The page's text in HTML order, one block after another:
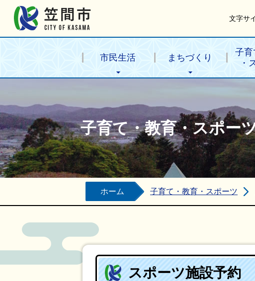
文字サ
市民生活 まちづくり
子育
・
子育て・教育・スポー
ホーム 子育て・教育・スポーツ
スポーツ施設予約